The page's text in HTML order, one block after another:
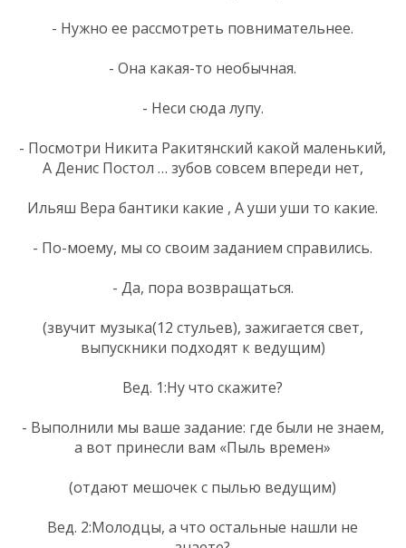
- Нужно ее рассмотреть повнимательнее.
- Она какая-то необычная.
- Неси сюда лупу.
- Посмотри Никита Ракитянский какой маленький,
А Денис Постол … зубов совсем впереди нет,
Ильяш Вера бантики какие , А уши уши то какие.
- По-моему, мы со своим заданием справились.
- Да, пора возвращаться.
(звучит музыка(12 стульев), зажигается свет,
выпускники подходят к ведущим)
Вед. 1:Ну что скажите?
- Выполнили мы ваше задание: где были не знаем,
а вот принесли вам «Пыль времен»
(отдают мешочек с пылью ведущим)
Вед. 2:Молодцы, а что остальные нашли не